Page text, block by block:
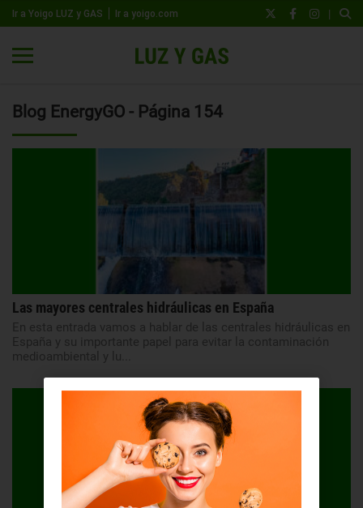
Ir a Yoigo LUZ y GAS Ir a yoigo.com |
Blog EnergyGO - Página 154
Las mayores centrales hidráulicas en España
En esta entrada vamos a hablar de las centrales hidráulicas en
España y su importante papel para evitar la contaminación
medioambiental y lu...